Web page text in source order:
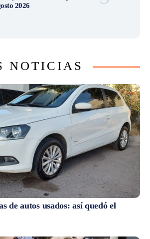
2026
NOTICIAS
de autos usados: así quedó el